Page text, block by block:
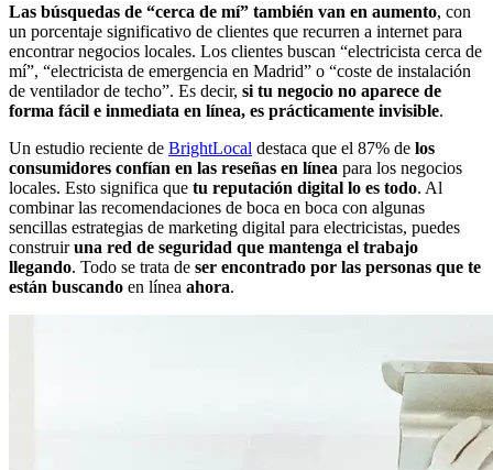
Las búsquedas de “cerca de mí” también van en aumento, con
un porcentaje significativo de clientes que recurren a internet para
encontrar negocios locales. Los clientes buscan “electricista cerca de
mí”, “electricista de emergencia en Madrid” o “coste de instalación
de ventilador de techo”. Es decir, si tu negocio no aparece de
forma fácil e inmediata en línea, es prácticamente invisible.
Un estudio reciente de BrightLocal destaca que el 87% de los
consumidores confían en las reseñas en línea para los negocios
locales. Esto significa que tu reputación digital lo es todo. Al
combinar las recomendaciones de boca en boca con algunas
sencillas estrategias de marketing digital para electricistas, puedes
construiruna red de seguridad que mantenga el trabajo
llegando. Todo se trata de ser encontrado por las personas que te
están buscando en línea ahora.